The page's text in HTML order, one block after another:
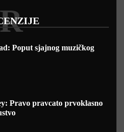
R
Poput sjajnog muzičkog
Pravo pravcato prvoklasno